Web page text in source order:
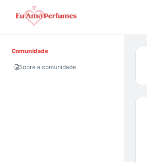
Comunidade
Sobre a comunidade